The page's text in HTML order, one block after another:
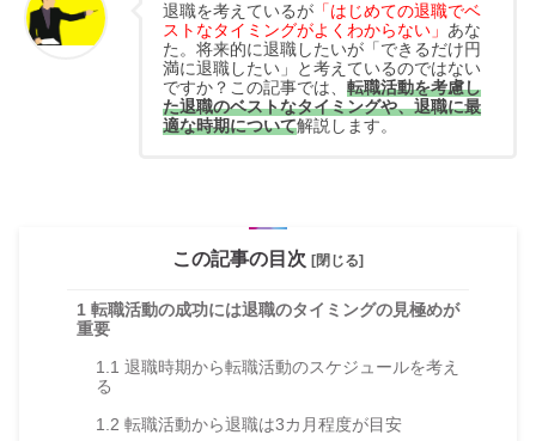
退職を考えているが「はじめての退職でベ
ストなタイミングがよくわからない」 あな
た。将来的に退職したいが「できるだけ円
満に退職したい」と考えているのではない
ですか？この記事では、 転職活動を考慮し
た退職のベストなタイミングや、退職に最
適な時期について解説します。
この記事の目次 [閉じる]
1 転職活動の成功には退職のタイミングの見極めが
重要
1.1 退職時期から転職活動のスケジュールを考え
る
1.2 転職活動から退職は3カ月程度が目安